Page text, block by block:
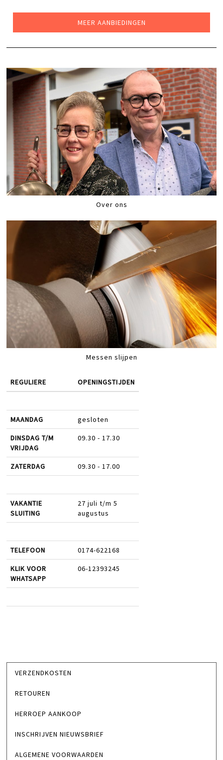
MEER AANBIEDINGEN
Over ons
Messen slijpen
REGULIERE OPENINGSTIJDEN
MAANDAG gesloten
DINSDAG T/M
VRIJDAG
09.30 - 17.30
ZATERDAG 09.30 - 17.00
VAKANTIE
SLUITING
27 juli t/m 5
augustus
TELEFOON 0174-622168
KLIK VOOR
WHATSAPP
06-12393245
VERZENDKOSTEN
RETOUREN
HERROEP AANKOOP
INSCHRIJVEN NIEUWSBRIEF
ALGEMENE VOORWAARDEN